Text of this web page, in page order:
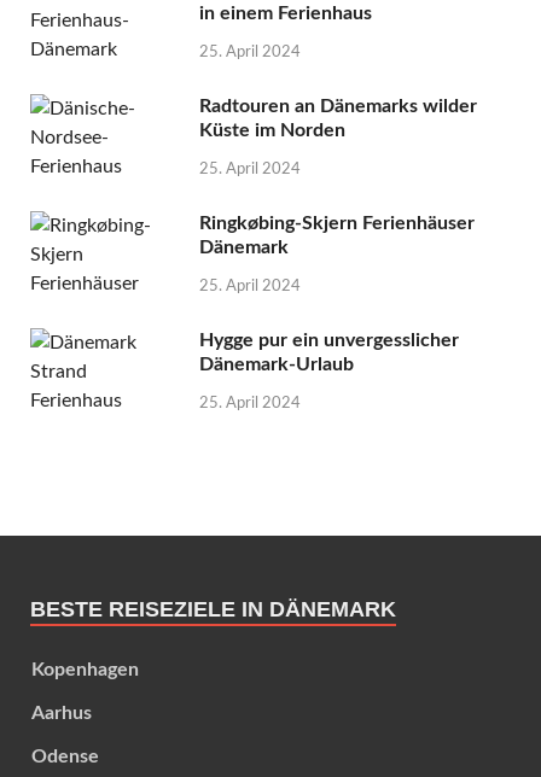
in einem Ferienhaus
25. April 2024
Radtouren an Dänemarks wilder
Küste im Norden
25. April 2024
Ringkøbing-Skjern Ferienhäuser
Dänemark
25. April 2024
Hygge pur ein unvergesslicher
Dänemark-Urlaub
25. April 2024
BESTE REISEZIELE IN DÄNEMARK
Kopenhagen
Aarhus
Odense